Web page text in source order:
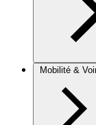
Mobilité &